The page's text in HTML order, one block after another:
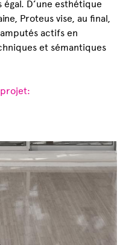
D’une esthétique
Proteus vise, au final,
actifs en
et sémantiques